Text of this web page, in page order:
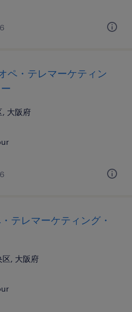
ペ・テレマーケティン
, 大阪府
テレマーケティング・
区, 大阪府